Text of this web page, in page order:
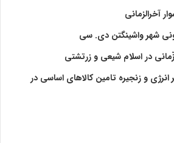
آخرالزمانی
شهر واشينگتن دی. سی
در اسلام شیعی و زرتشتی
انرژی و زنجیره تامین کالاهای اساسی در